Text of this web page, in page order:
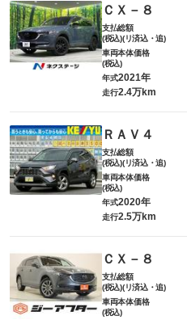
ＣＸ－８
支払総額
(税込)(リ済込・追)
車両本体価格
(税込)
年式2021年
走行2.4万km
ＲＡＶ４
支払総額
(税込)(リ済込・追)
車両本体価格
(税込)
年式2020年
走行2.5万km
ＣＸ－８
支払総額
(税込)(リ済込・追)
車両本体価格
(税込)